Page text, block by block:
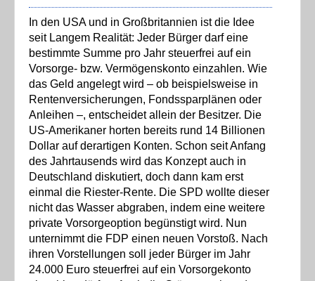
In den USA und in Großbritannien ist die Idee
seit Langem Realität: Jeder Bürger darf eine
bestimmte Summe pro Jahr steuerfrei auf ein
Vorsorge- bzw. Vermögenskonto einzahlen. Wie
das Geld angelegt wird – ob beispielsweise in
Rentenversicherungen, Fondssparplänen oder
Anleihen –, entscheidet allein der Besitzer. Die
US-Amerikaner horten bereits rund 14 Billionen
Dollar auf derartigen Konten. Schon seit Anfang
des Jahrtausends wird das Konzept auch in
Deutschland diskutiert, doch dann kam erst
einmal die Riester-Rente. Die SPD wollte dieser
nicht das Wasser abgraben, indem eine weitere
private Vorsorgeoption begünstigt wird. Nun
unternimmt die FDP einen neuen Vorstoß. Nach
ihren Vorstellungen soll jeder Bürger im Jahr
24.000 Euro steuerfrei auf ein Vorsorgekonto